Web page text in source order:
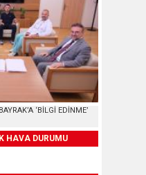
‘BİLGİ EDİNME’
HAVA DURUMU